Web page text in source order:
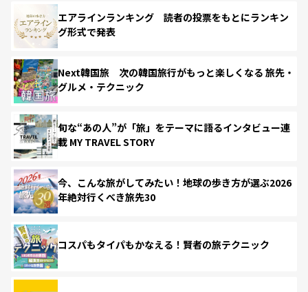
エアラインランキング 読者の投票をもとにランキン
グ形式で発表
Next韓国旅 次の韓国旅行がもっと楽しくなる 旅先・
グルメ・テクニック
旬な“あの人”が「旅」をテーマに語るインタビュー連
載 MY TRAVEL STORY
今、こんな旅がしてみたい！地球の歩き方が選ぶ2026
年絶対行くべき旅先30
コスパもタイパもかなえる！賢者の旅テクニック